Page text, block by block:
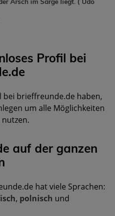
Profil bei
bei brieffreunde.de haben,
um alle Möglichkeiten
auf der ganzen
hat viele Sprachen:
, polnisch und